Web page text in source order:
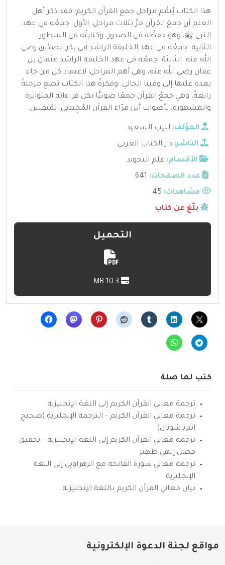
هذا الكتاب يُتمِّم مراحل جمع القرآن الكريم؛ فقد ذكر أهل
العلم أن جمعَ القرآن مرَّ بثلاث مراحل: الأول: جمعُه في عهد
النبي ﷺ، وهو حفظُه في الصدور، وكتابتُه في السطور.
الثانية: جمعُه في عهد الخليفة الراشد أبي بكر الصدّيق رضي
الله عنه. الثالثة: جمعُه في عهد الخليفة الراشد عثمان بن
عفان رضي الله عنه، وهي أهم المراحل؛ لاعتماد كل من جاء
بعده عليها إلى وقتِنا الحالي. وفكرةُ هذا الكتاب تضع مرحلةً
رابعةً، وهي جمعُ القرآن جمعًا صوتيًّا بكل قراءاته المتواترة
والمشهورة، بأصوات أبرز قرّاء القرآن المُجِيدين المُتقِنين.
المؤلف: لبيب السعيد
الناشر: دار الكتاب العربي
الأقسام: علم التجويد
عدد الصفحات: 641
مشاهدات:
بلّغ عن كتاب
التحميل
كتب لها صلة
ترجمة معاني القرآن الكريم إلى اللغة الإنجليزية
ترجمة معاني القرآن الكريم – الترجمة الإنجليزية (صحيح
انترناشونال)
ترجمة معاني القرآن الكريم إلى اللغة الإنجليزية – تحقيق
فضل إلهي ظهير
ترجمة معاني سورة الفاتحة مع الزهراوين إلى اللغة
الإنجليزية
بيان معاني القرآن الكريم باللغة الإنجليزية
مواقع لجنة الدعوة الإلكترونية